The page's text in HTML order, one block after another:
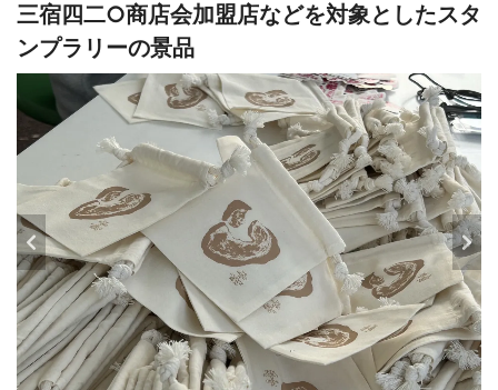
三宿四二○商店会加盟店などを対象としたスタ
ンプラリーの景品